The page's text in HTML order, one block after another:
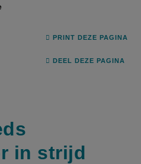
PRINT DEZE PAGINA
DEEL DEZE PAGINA
in strijd